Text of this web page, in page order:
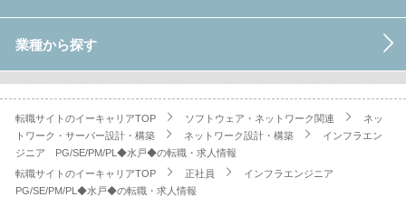
業種から探す
転職サイトのイーキャリアTOP ソフトウェア・ネットワーク関連
ネッ
トワーク・サーバー設計・構築
ネットワーク設計・構築
インフラエン
ジニア PG/SE/PM/PL◆水戸◆の転職・求人情報
転職サイトのイーキャリアTOP
正社員
インフラエンジニア
PG/SE/PM/PL◆水戸◆の転職・求人情報